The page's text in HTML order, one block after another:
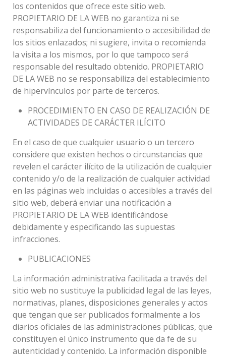
los contenidos que ofrece este sitio web.
PROPIETARIO DE LA WEB no garantiza ni se
responsabiliza del funcionamiento o accesibilidad de
los sitios enlazados; ni sugiere, invita o recomienda
la visita a los mismos, por lo que tampoco será
responsable del resultado obtenido. PROPIETARIO
DE LA WEB no se responsabiliza del establecimiento
de hipervínculos por parte de terceros.
PROCEDIMIENTO EN CASO DE REALIZACIÓN DE
ACTIVIDADES DE CARÁCTER ILÍCITO
En el caso de que cualquier usuario o un tercero
considere que existen hechos o circunstancias que
revelen el carácter ilícito de la utilización de cualquier
contenido y/o de la realización de cualquier actividad
en las páginas web incluidas o accesibles a través del
sitio web, deberá enviar una notificación a
PROPIETARIO DE LA WEB identificándose
debidamente y especificando las supuestas
infracciones.
PUBLICACIONES
La información administrativa facilitada a través del
sitio web no sustituye la publicidad legal de las leyes,
normativas, planes, disposiciones generales y actos
que tengan que ser publicados formalmente a los
diarios oficiales de las administraciones públicas, que
constituyen el único instrumento que da fe de su
autenticidad y contenido. La información disponible